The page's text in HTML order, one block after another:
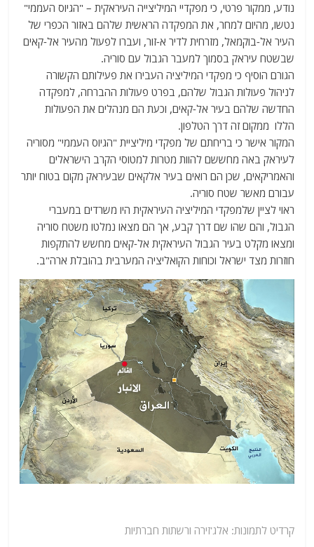
s
A
p
p
g
ra
m
l
er
e
b
o
o
k
נודע, ממקור פרטי, כי מפקדיי המיליצייה העיראקית – "הגיוס העממי"
נטשו, מהיום למחר, את המפקדה הראשית שלהם באזור הכפרי של
העיר אל-בוקמאל, מזרחית לדיר א-זור, ועברו לפעול מהעיר אל-קאים
שבשטח עיראק בסמוך למעבר הגבול עם סוריה.
הגורם הוסיף כי מפקדי המיליציה העבירו את פעילותם הקשורה
לניהול פעולות הגבול שלהם, בפרט פעולות ההברחה, למפקדה
החדשה שלהם בעיר אל-קאים, וכעת הם מנהלים את הפעולות
הללו ממקום זה דרך הטלפון.
המקור אישר כי בריחתם של מפקדי מיליציית "הגיוס העממי" מסוריה
לעיראק באה מחששם להוות מטרות למטוסי הקרב הישראלים
והאמריקאים, שכן הם רואים בעיר אלקאים שבעיראק מקום בטוח יותר
עבורם מאשר שטח סוריה.
ראוי לציין שלמפקדי המיליציה העיראקית היו משרדים במעברי
הגבול, והם שהו שם דרך קבע, אך הם מצאו נמלטו משטח סוריה
ומצאו מקלט בעיר הגבול העיראקית אל-קאים מחשש להתקפות
חוזרות מצד ישראל וכוחות הקואליציה המערבית בהובלת ארה"ב.
קרדיט לתמונות: אלג'זירה ורשתות חברתיות